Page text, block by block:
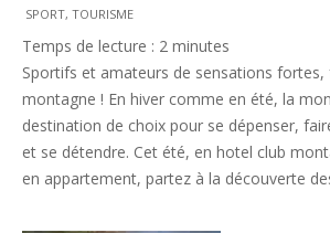
2013-
06-
12
SPORT, TOURISME
Temps de lecture : 2 minutes
Sportifs et amateurs de sensations fortes,
montagne ! En hiver comme en été, la
destination de choix pour se dépenser,
et se détendre. Cet été, en hotel club
en appartement, partez à la découverte